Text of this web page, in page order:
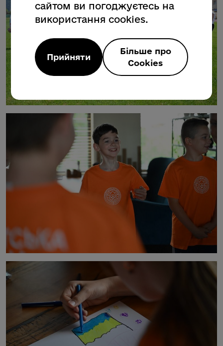
сайтом ви погоджуєтесь на
використання cookies.
Прийняти
Більше про
Cookies